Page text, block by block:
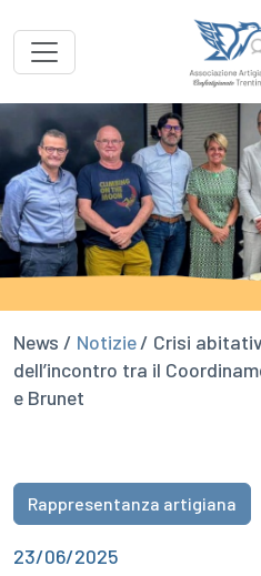
News / Notizie/ Crisi
dell’incontro tra il
e Brunet
Rappresentanza artigiana
23/06/2025